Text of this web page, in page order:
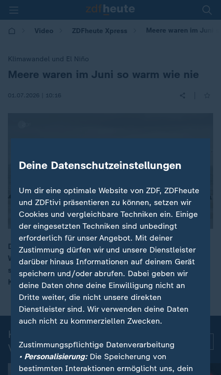
Video ZDFheute Xpress Meere waren im Juni
Klimawandel und El Niño
:Meere waren im Juni so warm wie nie
01.07.2026 | 10:16
00:11
Dem EU-Klimadienst Copernicus zufolge waren die
Weltmeere im Juni so warm wie nie. Gründe dafür
seien sowohl Erderwärmung als auch das
Klimaphänomen El Niño.
Kurznachrichten: Aktuelle
Videos
Deine Datenschutzeinstellungen
Um dir eine optimale Website von ZDF, ZDFheute
und ZDFtivi präsentieren zu können, setzen wir
Cookies und vergleichbare Techniken ein. Einige
der eingesetzten Techniken sind unbedingt
erforderlich für unser Angebot. Mit deiner
Zustimmung dürfen wir und unsere Dienstleister
darüber hinaus Informationen auf deinem Gerät
speichern und/oder abrufen. Dabei geben wir
deine Daten ohne deine Einwilligung nicht an
Dritte weiter, die nicht unsere direkten
Dienstleister sind. Wir verwenden deine Daten
auch nicht zu kommerziellen Zwecken.
Zustimmungspflichtige Datenverarbeitung
• Personalisierung:Die Speicherung von
bestimmten Interaktionen ermöglicht uns, dein